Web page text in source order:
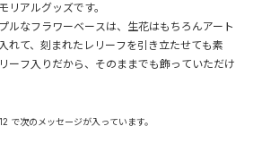
リアルグッズです。
ルなフラワーベースは、生花はもちろんアート
れて、刻まれたレリーフを引き立たせても素
ーフ入りだから、そのままでも飾っていただけ
で次のメッセージが入っています。